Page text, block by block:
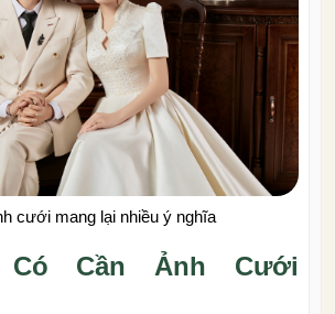
cưới mang lại nhiều ý nghĩa
Cần Ảnh Cưới